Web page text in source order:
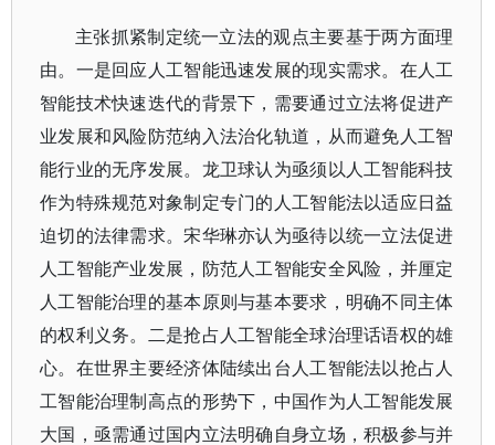
主张抓紧制定统一立法的观点主要基于两方面理
由。一是回应人工智能迅速发展的现实需求。在人工
智能技术快速迭代的背景下，需要通过立法将促进产
业发展和风险防范纳入法治化轨道，从而避免人工智
能行业的无序发展。龙卫球认为亟须以人工智能科技
作为特殊规范对象制定专门的人工智能法以适应日益
迫切的法律需求。宋华琳亦认为亟待以统一立法促进
人工智能产业发展，防范人工智能安全风险，并厘定
人工智能治理的基本原则与基本要求，明确不同主体
的权利义务。二是抢占人工智能全球治理话语权的雄
心。在世界主要经济体陆续出台人工智能法以抢占人
工智能治理制高点的形势下，中国作为人工智能发展
大国，亟需通过国内立法明确自身立场，积极参与并